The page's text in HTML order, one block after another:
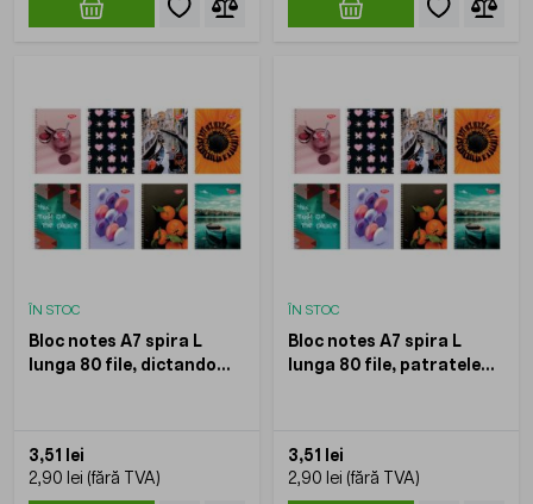
ÎN STOC
Bloc notes A7 spira L
lunga 80 file, dictando
3,51 lei
2,90 lei
ÎN STOC
Bloc notes A7 spira L
lunga 80 file, patratele
3,51 lei
2,90 lei